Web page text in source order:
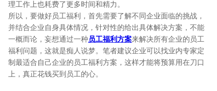
理工作上也耗费了更多时间和精力。
所以，要做好员工福利，首先需要了解不同企业面临的挑战，
并结合企业自身具体情况，针对性的给出具体解决方案，不能
一概而论，妄想通过一种 员工福利方案来解决所有企业的员工
福利问题，这就是痴人说梦。笔者建议企业可以找业内专家定
制最适合自己企业的员工福利方案，这样才能将预算用在刀口
上，真正花钱买到员工的心。